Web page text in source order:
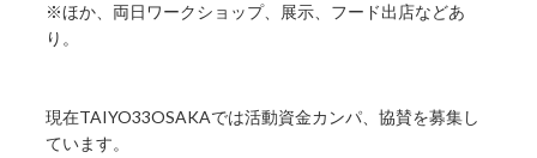
※ほか、両日ワークショップ、展示、フード出店などあ
り。
現在TAIYO33OSAKAでは活動資金カンパ、協賛を募集し
ています。